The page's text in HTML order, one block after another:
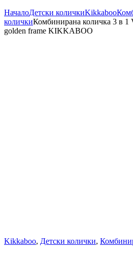
НачалоДетски количкиKikkaboo
количкиКомбинирана количка 3 в 1
golden frame KIKKABOO
Kikkaboo, Детски колички,